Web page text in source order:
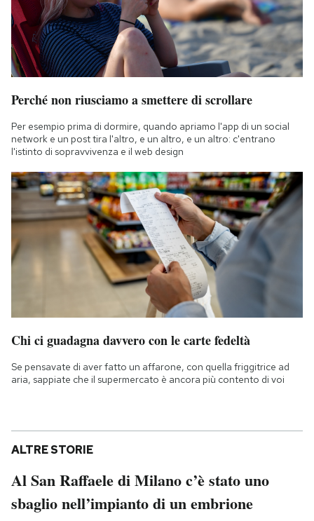
Perché non riusciamo a smettere di scrollare
Per esempio prima di dormire, quando apriamo l'app di un social
network e un post tira l'altro, e un altro, e un altro: c'entrano
l'istinto di sopravvivenza e il web design
Chi ci guadagna davvero con le carte fedeltà
Se pensavate di aver fatto un affarone, con quella friggitrice ad
aria, sappiate che il supermercato è ancora più contento di voi
ALTRE STORIE
Al San Raffaele di Milano c’è stato uno
sbaglio nell’impianto di un embrione